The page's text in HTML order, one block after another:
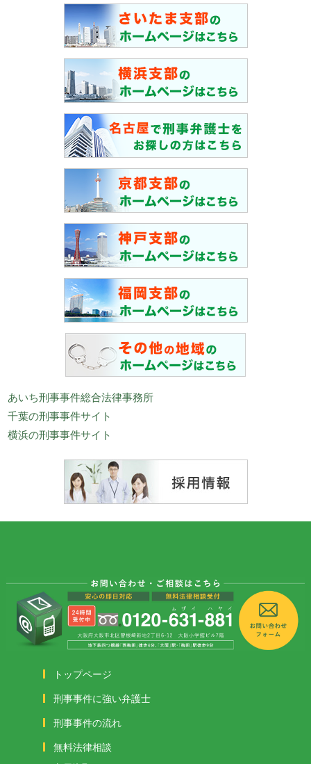
あいち刑事事件総合法律事務所
千葉の刑事事件サイト
横浜の刑事事件サイト
トップページ
刑事事件に強い弁護士
刑事事件の流れ
無料法律相談